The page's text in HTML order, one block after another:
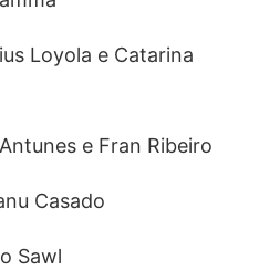
Loyola e Catarina
e Fran Ribeiro
Casado
Sawl